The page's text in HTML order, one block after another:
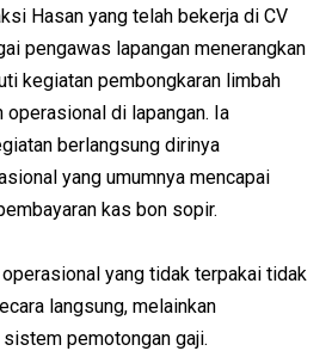
Hasan yang telah bekerja di CV
pengawas lapangan menerangkan
kegiatan pembongkaran limbah
di lapangan. Ia
berlangsung dirinya
yang umumnya mencapai
kas bon sopir.
yang tidak terpakai tidak
langsung, melainkan
pemotongan gaji.